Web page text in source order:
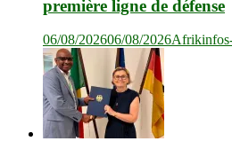
première ligne de défense
06/08/202606/08/2026